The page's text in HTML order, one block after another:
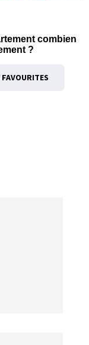
combien
?
FAVOURITES